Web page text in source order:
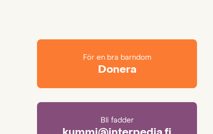
För en bra barndom
Donera
Bli fadder